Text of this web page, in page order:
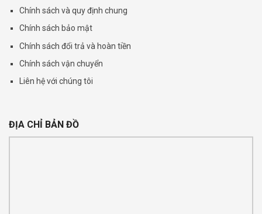
Chính sách và quy định chung
Chính sách bảo mật
Chính sách đổi trả và hoàn tiền
Chính sách vận chuyển
Liên hệ với chúng tôi
ĐỊA CHỈ BẢN ĐỒ